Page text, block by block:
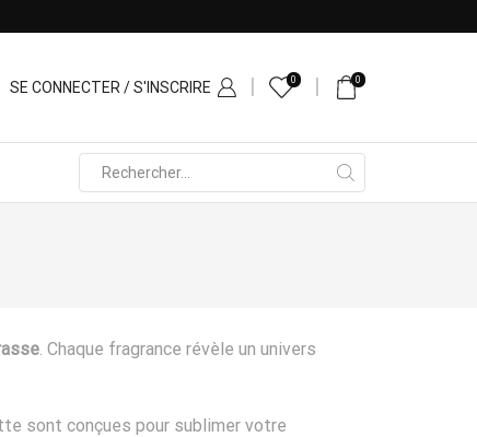
SE CONNECTER / S'INSCRIRE 0 0
input
. Chaque fragrance révèle un univers
sont conçues pour sublimer votre